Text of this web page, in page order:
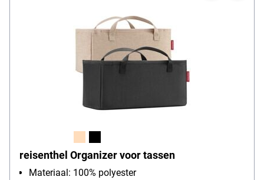
reisenthel Organizer voor tassen
Materiaal: 100% polyester